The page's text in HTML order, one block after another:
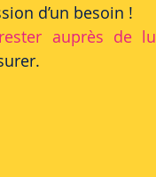
d’un besoin !
rester auprès de